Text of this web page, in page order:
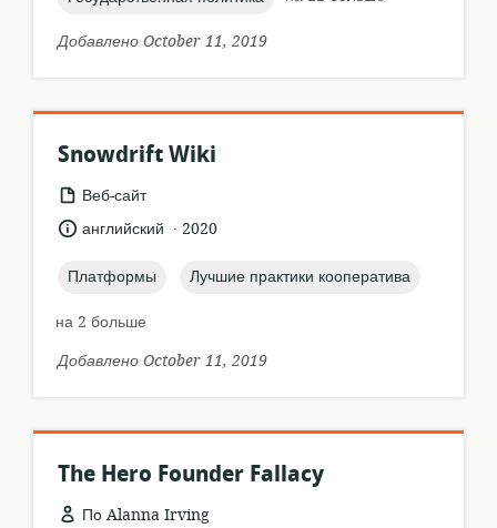
Добавлено October 11, 2019
Snowdrift Wiki
формат
ресурса:
Веб-сайт
язык:английский .
опубликовано
2020
topic:
Платформы topic:
Лучшие практики кооператива
на 2 больше
Добавлено October 11, 2019
The Hero Founder Fallacy
По Alanna Irving